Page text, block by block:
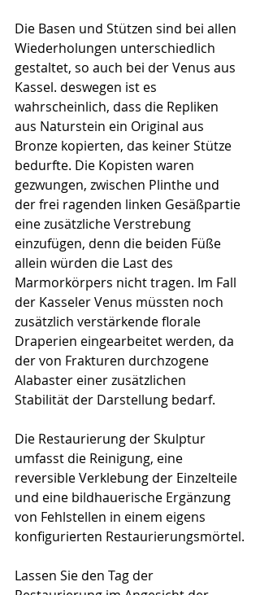
Die Basen und Stützen sind bei allen
Wiederholungen unterschiedlich
gestaltet, so auch bei der Venus aus
Kassel. deswegen ist es
wahrscheinlich, dass die Repliken
aus Naturstein ein Original aus
Bronze kopierten, das keiner Stütze
bedurfte. Die Kopisten waren
gezwungen, zwischen Plinthe und
der frei ragenden linken Gesäßpartie
eine zusätzliche Verstrebung
einzufügen, denn die beiden Füße
allein würden die Last des
Marmorkörpers nicht tragen. Im Fall
der Kasseler Venus müssten noch
zusätzlich verstärkende florale
Draperien eingearbeitet werden, da
der von Frakturen durchzogene
Alabaster einer zusätzlichen
Stabilität der Darstellung bedarf.
Die Restaurierung der Skulptur
umfasst die Reinigung, eine
reversible Verklebung der Einzelteile
und eine bildhauerische Ergänzung
von Fehlstellen in einem eigens
konfigurierten Restaurierungsmörtel.
Lassen Sie den Tag der